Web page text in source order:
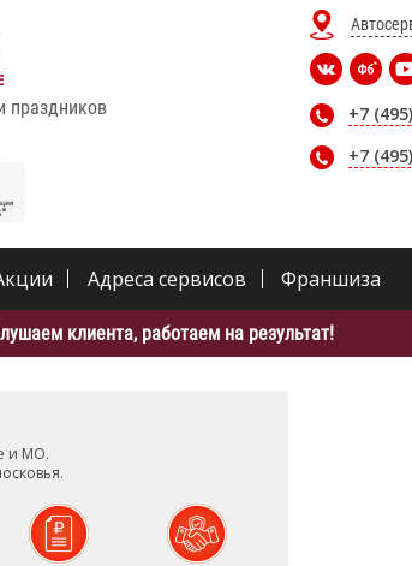
праздников
+7
+7
Адреса сервисов Франшиза
клиента, работаем на результат!
и МО.